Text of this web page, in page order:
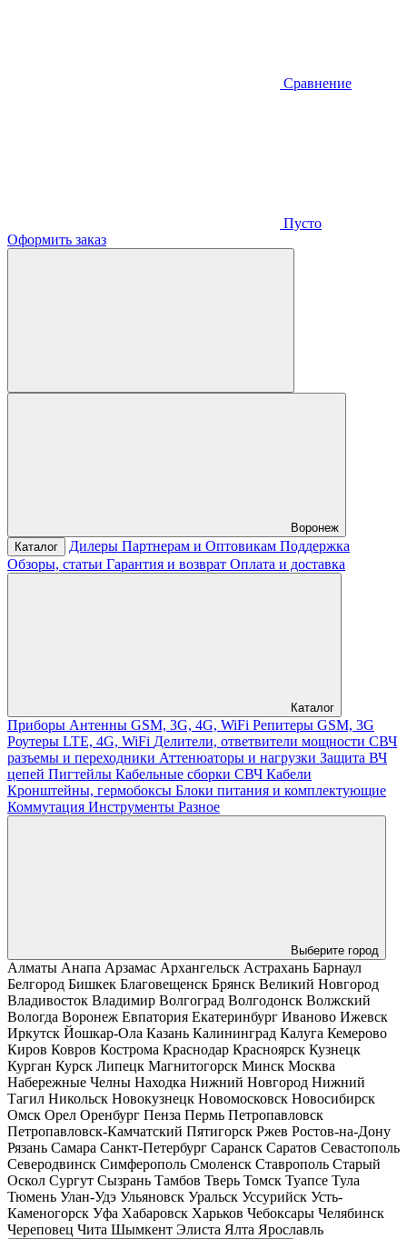
Сравнение
Пусто
Оформить заказ
Воронеж
Каталог
Дилеры Партнерам и Оптовикам Поддержка
Обзоры, статьи Гарантия и возврат Оплата и доставка
Каталог
Приборы Антенны GSM, 3G, 4G, WiFi Репитеры GSM, 3G
Роутеры LTE, 4G, WiFi Делители, ответвители мощности СВЧ
разъемы и переходники Аттенюаторы и нагрузки Защита ВЧ
цепей Пигтейлы Кабельные сборки СВЧ Кабели
Кронштейны, гермобоксы Блоки питания и комплектующие
Коммутация Инструменты Разное
Выберите город
Алматы Анапа Арзамас Архангельск Астрахань Барнаул
Белгород Бишкек Благовещенск Брянск Великий Новгород
Владивосток Владимир Волгоград Волгодонск Волжский
Вологда Воронеж Евпатория Екатеринбург Иваново Ижевск
Иркутск Йошкар-Ола Казань Калининград Калуга Кемерово
Киров Ковров Кострома Краснодар Красноярск Кузнецк
Курган Курск Липецк Магнитогорск Минск Москва
Набережные Челны Находка Нижний Новгород Нижний
Тагил Никольск Новокузнецк Новомосковск Новосибирск
Омск Орел Оренбург Пенза Пермь Петропавловск
Петропавловск-Камчатский Пятигорск Ржев Ростов-на-Дону
Рязань Самара Санкт-Петербург Саранск Саратов Севастополь
Северодвинск Симферополь Смоленск Ставрополь Старый
Оскол Сургут Сызрань Тамбов Тверь Томск Туапсе Тула
Тюмень Улан-Удэ Ульяновск Уральск Уссурийск Усть-
Каменогорск Уфа Хабаровск Харьков Чебоксары Челябинск
Череповец Чита Шымкент Элиста Ялта Ярославль